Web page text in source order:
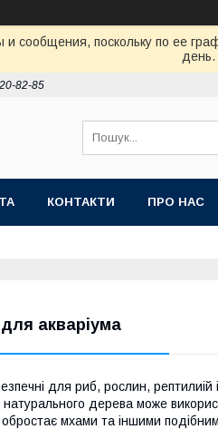
сообщения, поскольку по ее
день.
82-85
КОНТАКТИ ПРО НАС
для акваріума
для риб, рослин, рептилиій
натурального дерева може
мхами та іншими